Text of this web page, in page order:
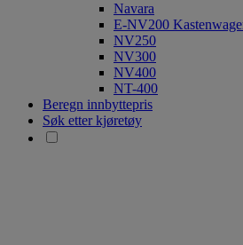
Navara
E-NV200
NV250
NV300
NV400
NT-400
Beregn innbyttepris
Søk etter kjøretøy